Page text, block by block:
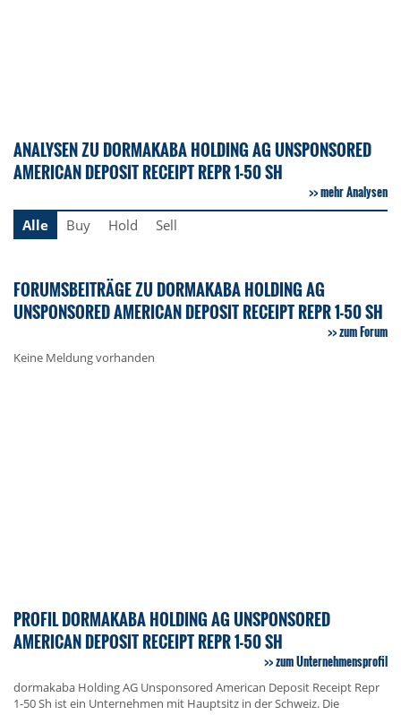
ANALYSEN ZU DORMAKABA HOLDING AG UNSPONSORED
AMERICAN DEPOSIT RECEIPT REPR 1-50 SH
mehr Analysen
Alle
Buy Hold Sell
FORUMSBEITRÄGE ZU DORMAKABA HOLDING AG
UNSPONSORED AMERICAN DEPOSIT RECEIPT REPR 1-50 SH
zum Forum
Keine Meldung vorhanden
PROFIL DORMAKABA HOLDING AG UNSPONSORED
AMERICAN DEPOSIT RECEIPT REPR 1-50 SH
zum Unternehmensprofil
dormakaba Holding AG Unsponsored American Deposit Receipt Repr
1-50 Sh ist ein Unternehmen mit Hauptsitz in der Schweiz. Die